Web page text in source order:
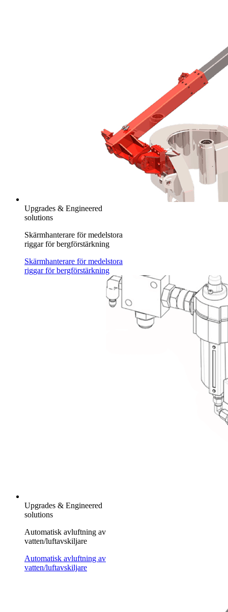
Upgrades & Engineered
solutions
Skärmhanterare för medelstora
riggar för bergförstärkning
Skärmhanterare för medelstora
riggar för bergförstärkning
Upgrades & Engineered
solutions
Automatisk avluftning av
vatten/luftavskiljare
Automatisk avluftning av
vatten/luftavskiljare